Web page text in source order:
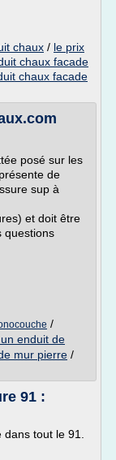
chaux / le prix
chaux facade
chaux facade
posé sur les
de
sup à
et doit être
questions
/
enduit de
mur pierre /
91 :
tout le 91.